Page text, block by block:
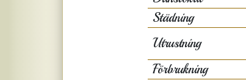
Städning
Utrustning
Förbrukning